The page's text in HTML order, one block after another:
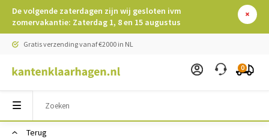
De volgende zaterdagen zijn wij gesloten ivm
zomervakantie: Zaterdag 1, 8 en 15 augustus
Gratis verzending vanaf €2000 in NL
0
Terug